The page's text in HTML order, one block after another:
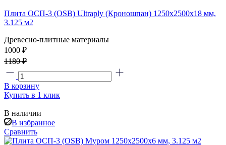
Плита ОСП-3 (OSB) Ultraply (Кроношпан) 1250x2500x18 мм,
3.125 м2
Древесно-плитные материалы
1000 ₽
1180 ₽
В корзину
Купить в 1 клик
В наличии
В избранное
Сравнить